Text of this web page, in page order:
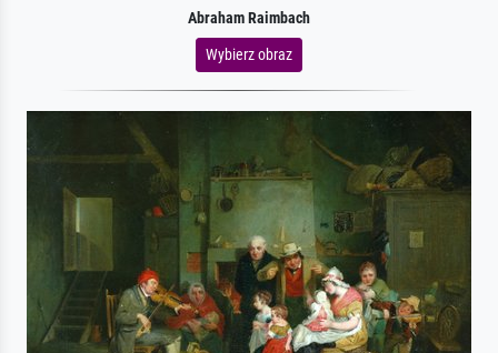
Abraham Raimbach
Wybierz obraz